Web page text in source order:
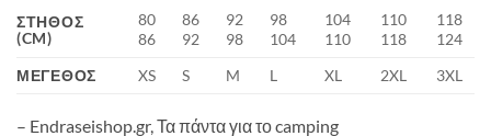
ΣΤΉΘΟΣ
(CM)
80
86
86
92
92
98
98
104
104
110
110
118
118
124
ΜΈΓΕΘΟΣ
XS S M L XL 2XL 3XL
– Endraseishop.gr, Τα πάντα για το camping